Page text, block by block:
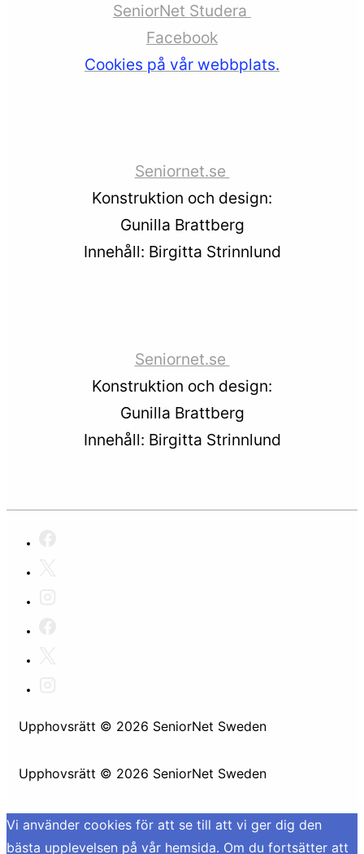
SeniorNet Studera
Facebook
Cookies på vår webbplats.
Seniornet.se
Konstruktion och design:
Gunilla Brattberg
Innehåll: Birgitta Strinnlund
Seniornet.se
Konstruktion och design:
Gunilla Brattberg
Innehåll: Birgitta Strinnlund
Upphovsrätt © 2026 SeniorNet Sweden
Upphovsrätt © 2026 SeniorNet Sweden
Vi använder cookies för att se till att vi ger dig den
bästa upplevelsen på vår hemsida. Om du fortsätter att